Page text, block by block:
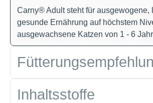
Carny® Adult steht für ausgewogene,
gesunde Ernährung auf höchstem
ausgewachsene Katzen von 1 - 6
Inhaltsstoffe